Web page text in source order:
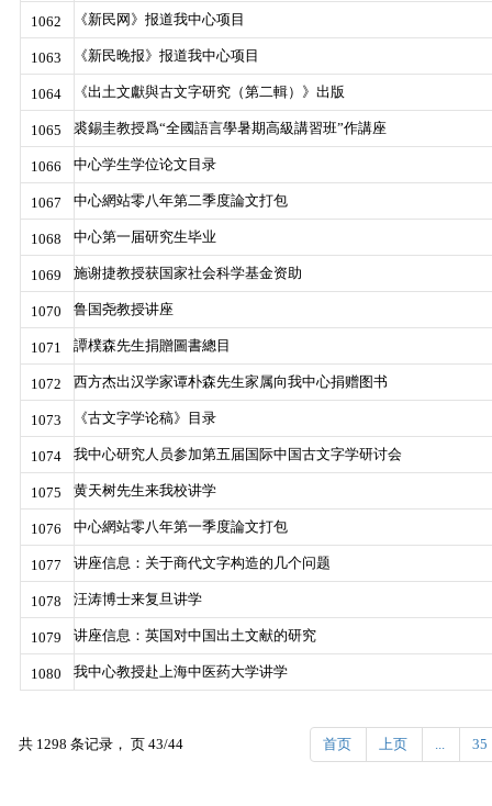
1062 《新民网》报道我中心项目
1063 《新民晚报》报道我中心项目
1064 《出土文獻與古文字研究（第二輯）》出版
1065 裘錫圭教授爲“全國語言學暑期高級講習班”作講座
1066 中心学生学位论文目录
1067 中心網站零八年第二季度論文打包
1068 中心第一届研究生毕业
1069 施谢捷教授获国家社会科学基金资助
1070 鲁国尧教授讲座
1071 譚樸森先生捐贈圖書總目
1072 西方杰出汉学家谭朴森先生家属向我中心捐赠图书
1073 《古文字学论稿》目录
1074 我中心研究人员参加第五届国际中国古文字学研讨会
1075 黄天树先生来我校讲学
1076 中心網站零八年第一季度論文打包
1077 讲座信息：关于商代文字构造的几个问题
1078 汪涛博士来复旦讲学
1079 讲座信息：英国对中国出土文献的研究
1080 我中心教授赴上海中医药大学讲学
共 1298 条记录， 页 43/44 首页 上页 ... 35